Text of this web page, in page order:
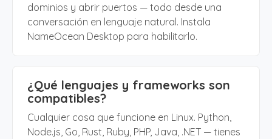
dominios y abrir puertos — todo desde una
conversación en lenguaje natural. Instala
NameOcean Desktop para habilitarlo.
¿Qué lenguajes y frameworks son
compatibles?
Cualquier cosa que funcione en Linux. Python,
Node.js, Go, Rust, Ruby, PHP, Java, .NET — tienes